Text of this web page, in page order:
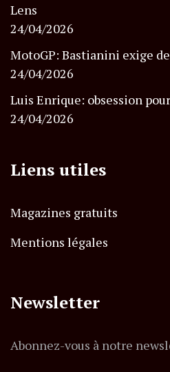
Lens
24/04/2026
MotoGP: Bastianini exige
24/04/2026
Luis Enrique: obsession
24/04/2026
Liens utiles
Magazines gratuits
Mentions légales
Newsletter
Abonnez-vous à notre